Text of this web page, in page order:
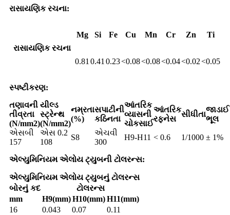
રાસાયણિક રચના:
રાસાયણિક રચના
Mg Si Fe Cu Mn Cr Zn Ti
0.81 0.41 0.23<0.08<0.08<0.04<0.02<0.05
સ્પષ્ટીકરણ:
તણાવની
તીવ્રતા
(N/mm2)
યીલ્ડ
સ્ટ્રેન્થ
(N/mm2)
નમ્રતા
(%)
સપાટીની
કઠિનતા
આંતરિક
વ્યાસની
ચોકસાઈ
આંતરિક
રફનેસ
સીધીતા
જાડાઈ
ભૂલ
એસબી
157
એસ 0.2
108
S8
એચવી
300
H9-H11 < 0.6 1/1000 ± 1%
એલ્યુમિનિયમ એલોય ટ્યુબની ટોલરન્સ:
એલ્યુમિનિયમ એલોય ટ્યુબનું ટોલરન્સ
બોરનું કદ
ટોલરન્સ
mm
H9(mm)H10(mm) H11(mm)
16
0.043 0.07
0.11